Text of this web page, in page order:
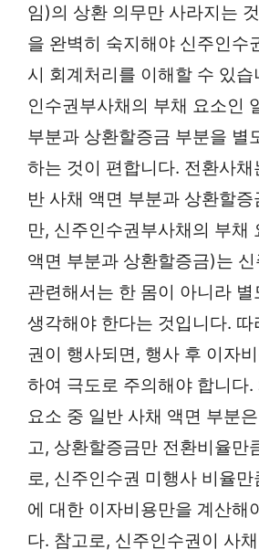
임)의 상환 의무만 사라지는
을 완벽히 숙지해야 신주인수
시 회계처리를 이해할 수 있
인수권부사채의 부채 요소인
부분과 상환할증금 부분을 별
하는 것이 편합니다. 전환사채
반 사채 액면 부분과 상환할
만, 신주인수권부사채의 부채
액면 부분과 상환할증금)는
관련해서는 한 몸이 아니라 별
생각해야 한다는 것입니다.
권이 행사되면, 행사 후 이자
하여 극도로 주의해야 합니다.
요소 중 일반 사채 액면 부분
고, 상환할증금만 전환비율만
로, 신주인수권 미행사 비율
에 대한 이자비용만을 계산해
다. 참고로, 신주인수권이 사